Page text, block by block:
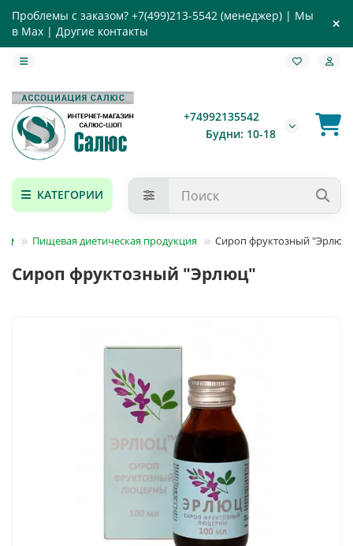
Проблемы с заказом? +7(499)213-5542 (менеджер) | Мы
в Max | Другие контакты
+74992135542
Будни: 10-18
КАТЕГОРИИ
Пищевая диетическая продукция Сироп фруктозный "Эрлюц"
Сироп фруктозный "Эрлюц"